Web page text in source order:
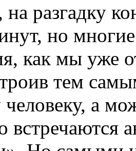
разгадку
но
как мы уже
тем
а
встречаются